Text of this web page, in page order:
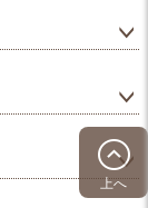
上へ